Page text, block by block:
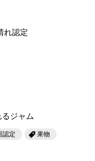
れ認定
ジャム
認定 果物